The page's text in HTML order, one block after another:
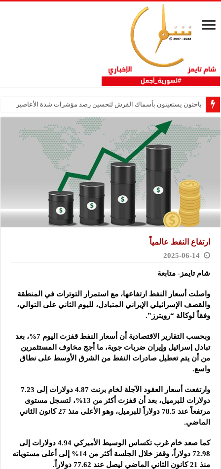
باحثون يستعينون بأسماك القرش لتحسين رصد مؤشرات شدة الأعاصير
ارتفاع النفط عالمياً
2025-06-14
شام تايمز- متابعة
واصلت أسعار النفط ارتفاعها، مع استمرار التوترات في المنطقة
والقصف الإسرائيلي الإيراني المتبادل، لليوم الثاني على التوالي،
وفقاً لوكالة “رويترز”.
وبحسب التقارير الاقتصادية أن أسعار النفط قفزت اليوم 7%، بعد
تبادل إسرائيل وإيران ضربات جوية، ما أجج مخاوف المستثمرين
من أن يتم تعطيل صادرات النفط من الشرق الأوسط على نطاق
واسع.
وارتفعت أسعار العقود الآجلة لخام برنت 4.87 دولارات إلى 7.23
دولارات للبرميل، بعد أن قفزت أكثر من 13%، لتسجل مستوى
مرتفعاً عند 78.5 دولاراً للبرميل، وهو الأعلى منذ 27 كانون الثاني
الماضي.
كما صعد خام غرب تكساس الوسيط الأميركي 4.94 دولارات إلى
72.98 دولاراً، وقفز خلال الجلسة أكثر من 14% إلى أعلى مستوياته
منذ 21 كانون الثاني الماضي ليصل عند 77.62 دولاراً.